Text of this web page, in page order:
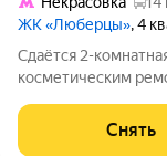
ЖК «Люберцы», 4
Сдаётся 2-
косметическим
и на улицу. В
Снять